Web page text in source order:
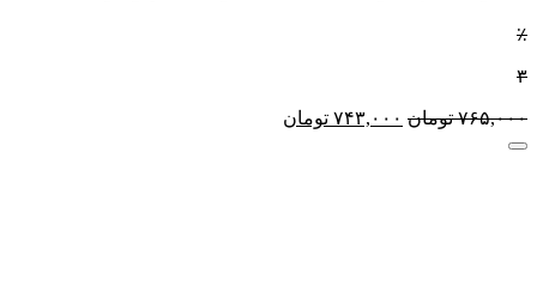
٪
۳
۷۶۵,۰۰۰ تومان ۷۴۳,۰۰۰ تومان